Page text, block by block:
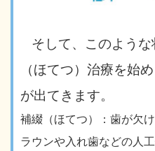
そして、このよう
（ほてつ）治療を始
が出てきます。
補綴（ほてつ）：歯が欠
ラウンや入れ歯などの人